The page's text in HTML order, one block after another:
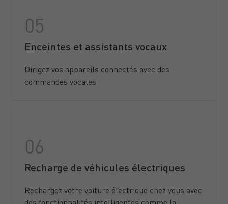
Enceintes et assistants vocaux
Dirigez vos appareils connectés avec des
commandes vocales
Recharge de véhicules électriques
Rechargez votre voiture électrique chez vous avec